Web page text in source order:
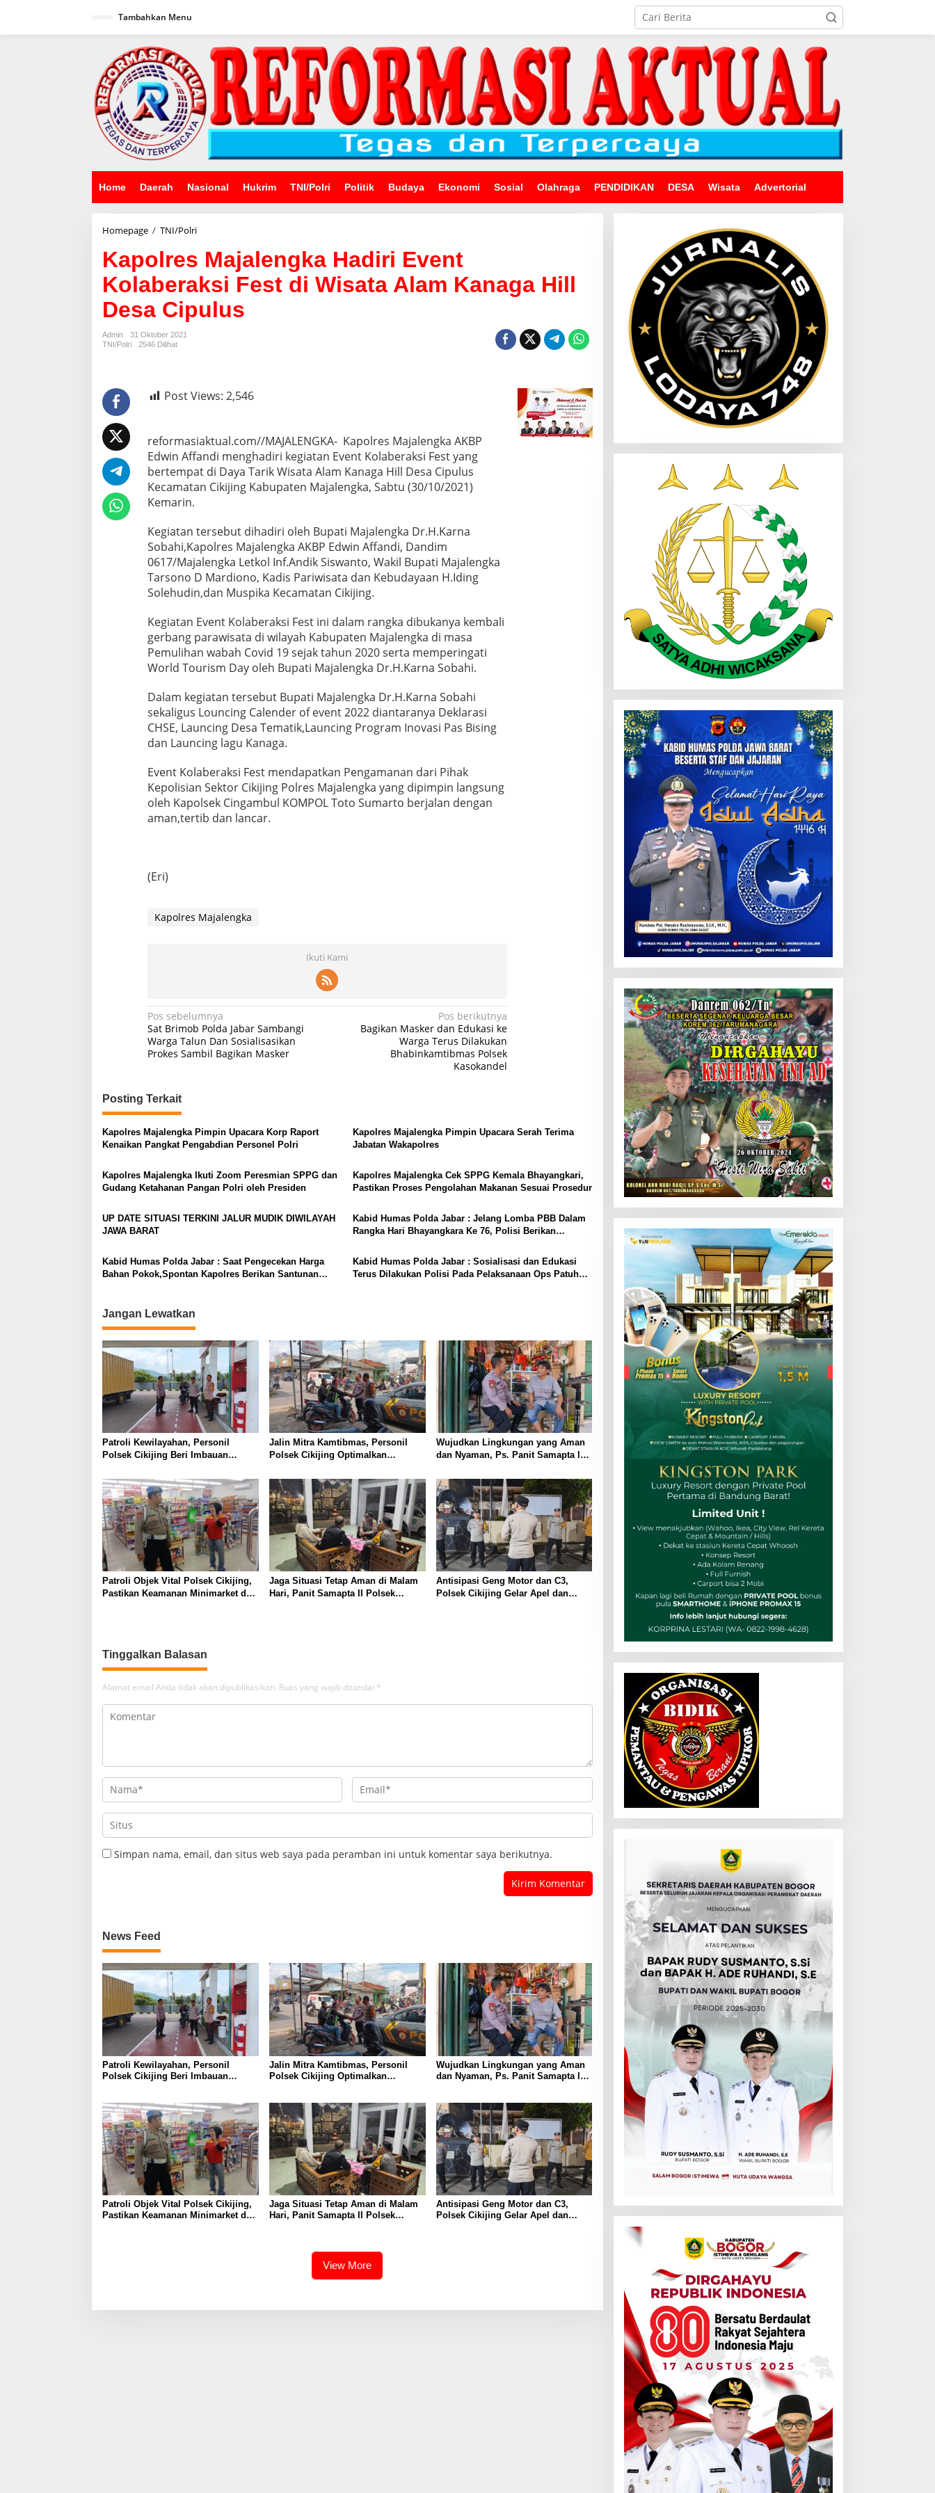
Tambahkan Menu
Home Daerah Nasional Hukrim TNI/Polri Politik Budaya Ekonomi Sosial Olahraga PENDIDIKAN DESA Wisata Advertorial
Homepage / TNI/PolriKapolres
Hadiri
Event
Kolaberaksi
Fest
di
Wisata
Kapolres Majalengka Hadiri Event
Kolaberaksi Fest di Wisata Alam Kanaga Hill
Desa Cipulus
Admin
31 Oktober 2021
TNI/Polri
2546 Dilihat
Post Views: 2,546
reformasiaktual.com//MAJALENGKA- Kapolres Majalengka AKBP
Edwin Affandi menghadiri kegiatan Event Kolaberaksi Fest yang
bertempat di Daya Tarik Wisata Alam Kanaga Hill Desa Cipulus
Kecamatan Cikijing Kabupaten Majalengka, Sabtu (30/10/2021)
Kemarin.
Kegiatan tersebut dihadiri oleh Bupati Majalengka Dr.H.Karna
Sobahi,Kapolres Majalengka AKBP Edwin Affandi, Dandim
0617/Majalengka Letkol Inf.Andik Siswanto, Wakil Bupati Majalengka
Tarsono D Mardiono, Kadis Pariwisata dan Kebudayaan H.Iding
Solehudin,dan Muspika Kecamatan Cikijing.
Kegiatan Event Kolaberaksi Fest ini dalam rangka dibukanya kembali
gerbang parawisata di wilayah Kabupaten Majalengka di masa
Pemulihan wabah Covid 19 sejak tahun 2020 serta memperingati
World Tourism Day oleh Bupati Majalengka Dr.H.Karna Sobahi.
Dalam kegiatan tersebut Bupati Majalengka Dr.H.Karna Sobahi
sekaligus Louncing Calender of event 2022 diantaranya Deklarasi
CHSE, Launcing Desa Tematik,Launcing Program Inovasi Pas Bising
dan Launcing lagu Kanaga.
Event Kolaberaksi Fest mendapatkan Pengamanan dari Pihak
Kepolisian Sektor Cikijing Polres Majalengka yang dipimpin langsung
oleh Kapolsek Cingambul KOMPOL Toto Sumarto berjalan dengan
aman,tertib dan lancar.
(Eri)
Kapolres Majalengka
Ikuti Kami
Navigasi
pos
Pos sebelumnya
Sat Brimob Polda Jabar Sambangi
Warga Talun Dan Sosialisasikan
Prokes Sambil Bagikan Masker
Pos berikutnya
Bagikan Masker dan Edukasi ke
Warga Terus Dilakukan
Bhabinkamtibmas Polsek
Kasokandel
Posting Terkait
Kapolres Majalengka Pimpin Upacara Korp Raport
Kenaikan Pangkat Pengabdian Personel Polri
Kapolres Majalengka Pimpin Upacara Serah Terima
Jabatan Wakapolres
Kapolres Majalengka Ikuti Zoom Peresmian SPPG dan
Gudang Ketahanan Pangan Polri oleh Presiden
Kapolres Majalengka Cek SPPG Kemala Bhayangkari,
Pastikan Proses Pengolahan Makanan Sesuai Prosedur
UP DATE SITUASI TERKINI JALUR MUDIK DIWILAYAH
JAWA BARAT
Kabid Humas Polda Jabar : Jelang Lomba PBB Dalam
Rangka Hari Bhayangkara Ke 76, Polisi Berikan
Kabid Humas Polda Jabar : Saat Pengecekan Harga
Bahan Pokok,Spontan Kapolres Berikan Santunan
Kabid Humas Polda Jabar : Sosialisasi dan Edukasi
Terus Dilakukan Polisi Pada Pelaksanaan Ops Patuh
Jangan Lewatkan
Patroli Kewilayahan, Personil
Polsek Cikijing Beri Imbauan
Jalin Mitra Kamtibmas, Personil
Polsek Cikijing Optimalkan
Pangkalan
Wujudkan Lingkungan yang Aman
dan Nyaman, Ps. Panit Samapta l
Desa Cikijing
Patroli Objek Vital Polsek Cikijing,
Pastikan Keamanan Minimarket dan
Jaga Situasi Tetap Aman di Malam
Hari, Panit Samapta II Polsek
Antisipasi Geng Motor dan C3,
Polsek Cikijing Gelar Apel dan
Tinggalkan Balasan
Alamat email Anda tidak akan dipublikasikan. Ruas yang wajib ditandai *
Simpan nama, email, dan situs web saya pada peramban ini untuk komentar saya berikutnya.
News Feed
Patroli Kewilayahan, Personil
Polsek Cikijing Beri Imbauan
Jalin Mitra Kamtibmas, Personil
Polsek Cikijing Optimalkan
Wujudkan Lingkungan yang Aman
dan Nyaman, Ps. Panit Samapta l
Patroli Objek Vital Polsek Cikijing,
Pastikan Keamanan Minimarket dan
Jaga Situasi Tetap Aman di Malam
Hari, Panit Samapta II Polsek
Antisipasi Geng Motor dan C3,
Polsek Cikijing Gelar Apel dan
View More